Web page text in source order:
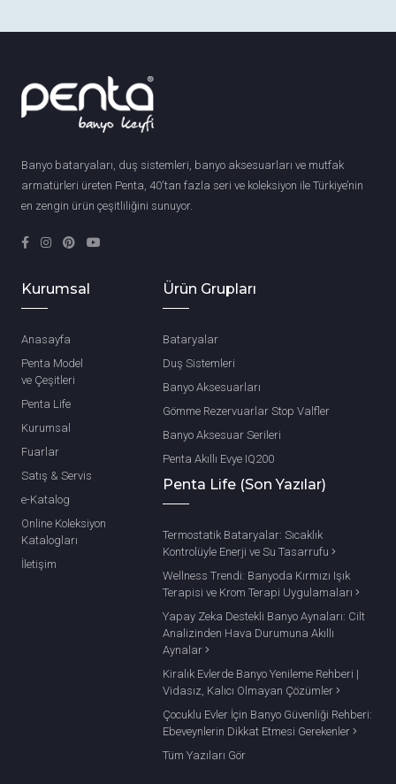
Banyo bataryaları, duş sistemleri, banyo aksesuarları ve mutfak
armatürleri üreten Penta, 40'tan fazla seri ve koleksiyon ile Türkiye’nin
en zengin ürün çeşitliliğini sunuyor.
Kurumsal
Anasayfa
Penta Model
ve Çeşitleri
Penta Life
Kurumsal
Fuarlar
Satış & Servis
e-Katalog
Online Koleksiyon
Katalogları
İletişim
Ürün Grupları
Bataryalar
Duş Sistemleri
Banyo Aksesuarları
Gömme Rezervuarlar Stop Valfler
Banyo Aksesuar Serileri
Penta Akıllı Evye IQ200
Penta Life (Son Yazılar)
Termostatik Bataryalar: Sıcaklık
Kontrolüyle Enerji ve Su Tasarrufu
Wellness Trendi: Banyoda Kırmızı Işık
Terapisi ve Krom Terapi Uygulamaları
Yapay Zeka Destekli Banyo Aynaları: Cilt
Analizinden Hava Durumuna Akıllı
Aynalar
Kiralık Evlerde Banyo Yenileme Rehberi |
Vidasız, Kalıcı Olmayan Çözümler
Çocuklu Evler İçin Banyo Güvenliği Rehberi:
Ebeveynlerin Dikkat Etmesi Gerekenler
Tüm Yazıları Gör